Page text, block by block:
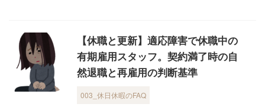
【休職と更新】適応障害で休職中の
有期雇用スタッフ。契約満了時の自
然退職と再雇用の判断基準
003_休日休暇のFAQ